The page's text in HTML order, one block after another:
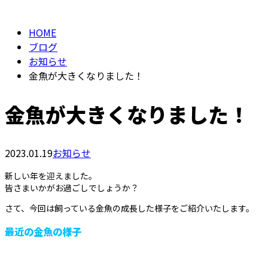
HOME
ブログ
お知らせ
金魚が大きくなりました！
金魚が大きくなりました！
2023.01.19お知らせ
新しい年を迎えました。
皆さまいかがお過ごしでしょうか？
さて、今回は飼っている金魚の成長した様子をご紹介いたします。
最近の金魚の様子